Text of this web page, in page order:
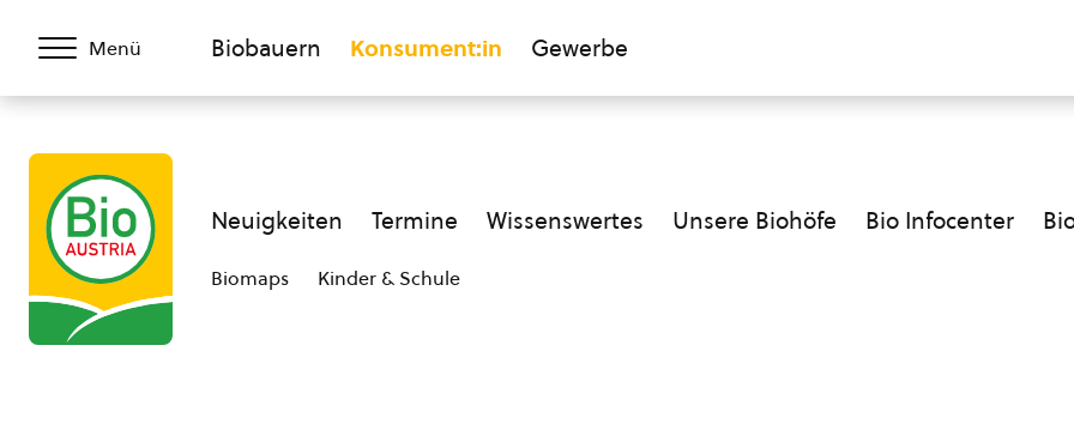
Menü Biobauern Konsument:in Gewerbe
Neuigkeiten Termine Wissenswertes Unsere Biohöfe Bio Infocenter
Biomaps Kinder & Schule